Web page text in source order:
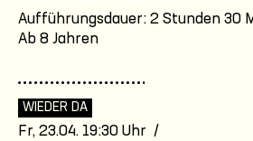
Aufführungsdauer: 2 Stunden 30
Ab 8 Jahren
WIEDER DA
Fr, 23.04. 19:30 Uhr /